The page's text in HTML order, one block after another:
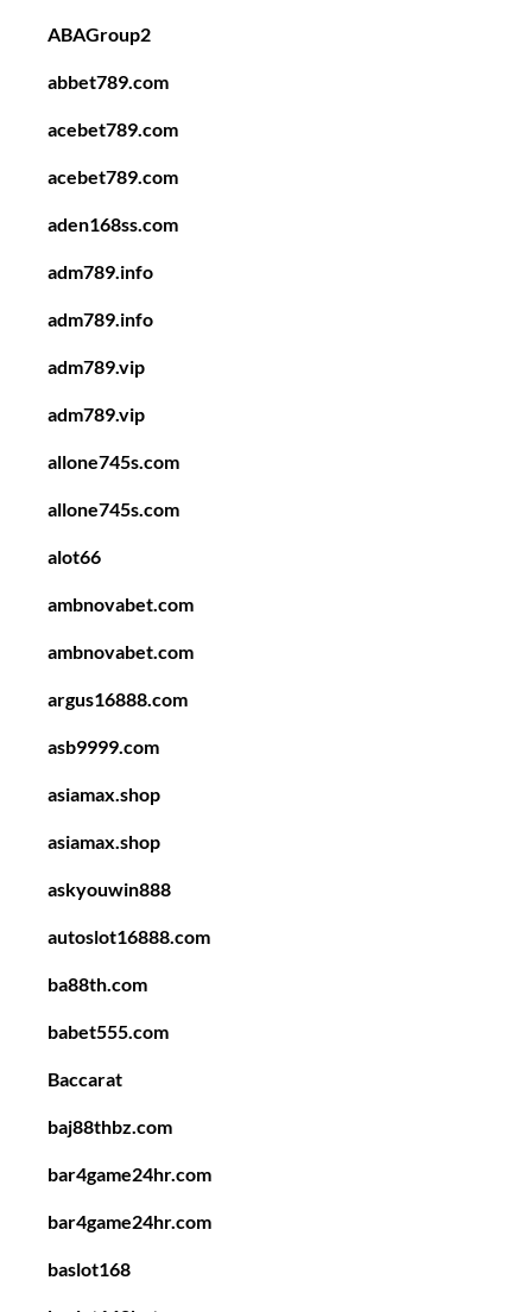
ABAGroup2
abbet789.com
acebet789.com
acebet789.com
aden168ss.com
adm789.info
adm789.info
adm789.vip
adm789.vip
allone745s.com
allone745s.com
alot66
ambnovabet.com
ambnovabet.com
argus16888.com
asb9999.com
asiamax.shop
asiamax.shop
askyouwin888
autoslot16888.com
ba88th.com
babet555.com
Baccarat
baj88thbz.com
bar4game24hr.com
bar4game24hr.com
baslot168